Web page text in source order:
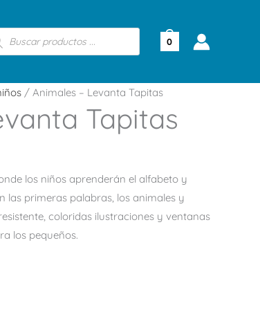
0
/ Animales – Levanta Tapitas
Tapitas
los niños aprenderán el alfabeto y
primeras palabras, los animales y
coloridas ilustraciones y ventanas
los pequeños.